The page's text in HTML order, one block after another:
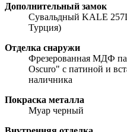
Дополнительный замок
Сувальдный KALE 257L
Турция)
Отделка снаружи
Фрезерованная МДФ
Oscuro" с патиной и
наличника
Покраска металла
Муар черный